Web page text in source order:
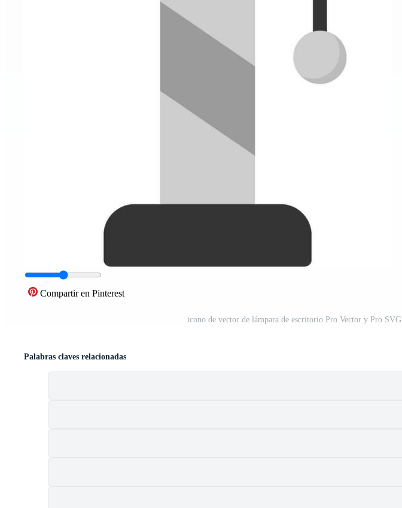
Compartir en Pinterest
icono de vector de lámpara de escritorio Pro Vector y Pro SVG
Palabras claves relacionadas